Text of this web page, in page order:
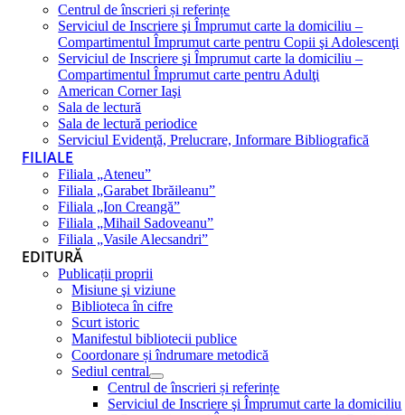
Centrul de înscrieri și referințe
Serviciul de Inscriere şi Împrumut carte la domiciliu –
Compartimentul Împrumut carte pentru Copii şi Adolescenţi
Serviciul de Inscriere şi Împrumut carte la domiciliu –
Compartimentul Împrumut carte pentru Adulţi
American Corner Iaşi
Sala de lectură
Sala de lectură periodice
Serviciul Evidenţă, Prelucrare, Informare Bibliografică
FILIALE
Filiala „Ateneu”
Filiala „Garabet Ibrăileanu”
Filiala „Ion Creangă”
Filiala „Mihail Sadoveanu”
Filiala „Vasile Alecsandri”
EDITURĂ
Publicații proprii
Misiune şi viziune
Biblioteca în cifre
Scurt istoric
Manifestul bibliotecii publice
Coordonare și îndrumare metodică
Sediul central
Centrul de înscrieri și referințe
Serviciul de Inscriere şi Împrumut carte la domiciliu